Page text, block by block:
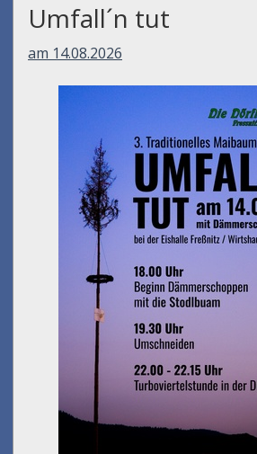
Umfall´n tut
am 14.08.2026